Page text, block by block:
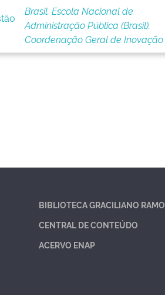
Brasil. Escola Nacional de
Administração Pública (Brasil).
Coordenação Geral de Inovação
BIBLIOTECA GRACILIANO
CENTRAL DE CONTEÚDO
ACERVO ENAP